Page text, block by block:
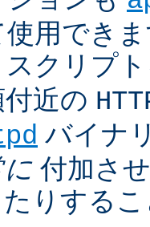
用でき
スクリプ
近の
バイナ
に 付加さ
りする